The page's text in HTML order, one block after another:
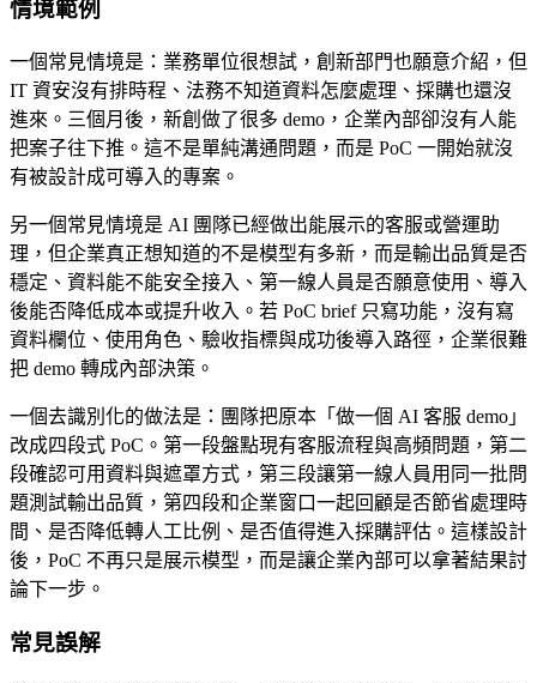
情境範例
一個常見情境是：業務單位很想試，創新部門也願意介紹，但
IT 資安沒有排時程、法務不知道資料怎麼處理、採購也還沒
進來。三個月後，新創做了很多 demo，企業內部卻沒有人能
把案子往下推。這不是單純溝通問題，而是 PoC 一開始就沒
有被設計成可導入的專案。
另一個常見情境是 AI 團隊已經做出能展示的客服或營運助
理，但企業真正想知道的不是模型有多新，而是輸出品質是否
穩定、資料能不能安全接入、第一線人員是否願意使用、導入
後能否降低成本或提升收入。若 PoC brief 只寫功能，沒有寫
資料欄位、使用角色、驗收指標與成功後導入路徑，企業很難
把 demo 轉成內部決策。
一個去識別化的做法是：團隊把原本「做一個 AI 客服 demo」
改成四段式 PoC。第一段盤點現有客服流程與高頻問題，第二
段確認可用資料與遮罩方式，第三段讓第一線人員用同一批問
題測試輸出品質，第四段和企業窗口一起回顧是否節省處理時
間、是否降低轉人工比例、是否值得進入採購評估。這樣設計
後，PoC 不再只是展示模型，而是讓企業內部可以拿著結果討
論下一步。
常見誤解